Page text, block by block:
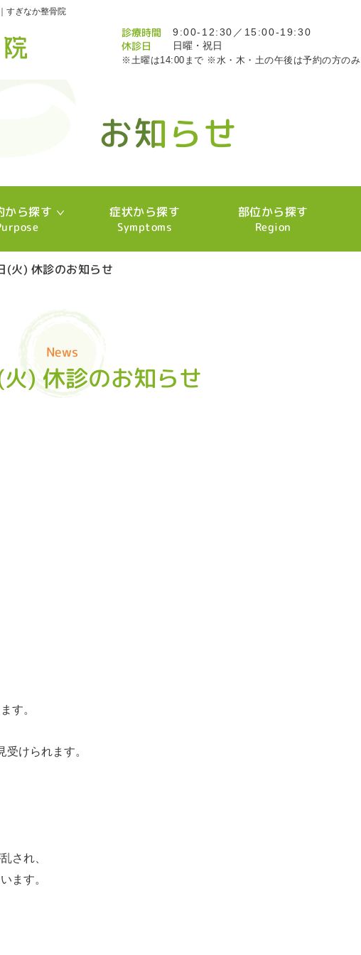
すぎなか整骨院
診療時間 9:00-12:30／15:00-19:30
休診日 日曜・祝日
※土曜は14:00まで ※水・木・土の午後は予約の方のみ
お知らせ
お知らせ
お知らせ
お知らせ
お知らせ
お知らせ
お知らせ
お知らせ
お知らせ
お知らせ
お知らせ
お知らせ
お知らせ
お知らせ
お知らせ
お知らせ
お知らせ
お知らせ
お知らせ
お知らせ
お知らせ
お知らせ
お知らせ
お知らせ
お知らせ
お知らせ
お知らせ
お知らせ
お知らせ
お知らせ
お知らせ
お知らせ
お知らせ
お知らせ
お知らせ
お知らせ
お知らせ
お知らせ
お知らせ
お知らせ
お知らせ
お知らせ
お知らせ
お知らせ
お知らせ
お知らせ
お知らせ
お知らせ
お知らせ
お知らせ
お知らせ
お知らせ
お知らせ
お知らせ
お知らせ
お知らせ
お知らせ
お知らせ
お知らせ
お知らせ
お知らせ
お知らせ
お知らせ
お知らせ
お知らせ
お知らせ
から探す 症状から探す
Symptoms
部位から探す
Region
(火) 休診のお知らせ
News
) 休診のお知らせ
す。
けられます。
され、
ます。